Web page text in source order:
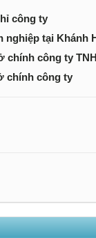
công ty
nghiệp tại Khánh
chính công ty
chính công ty